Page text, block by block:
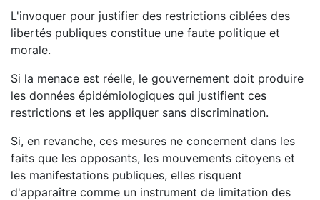
L'invoquer pour justifier des restrictions ciblées des
libertés publiques constitue une faute politique et
morale.
Si la menace est réelle, le gouvernement doit produire
les données épidémiologiques qui justifient ces
restrictions et les appliquer sans discrimination.
Si, en revanche, ces mesures ne concernent dans les
faits que les opposants, les mouvements citoyens et
les manifestations publiques, elles risquent
d'apparaître comme un instrument de limitation des